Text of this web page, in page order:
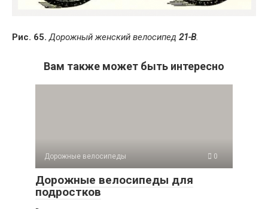
Рис. 65. Дорожный женский велосипед 21-В.
Вам также может быть интересно
Дорожные велосипеды 0
Дорожные велосипеды для
подростков